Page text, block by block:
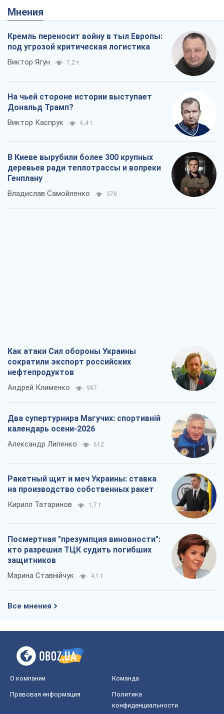
Мнения
Кремль переносит войну в тыл Европы:
под угрозой критическая логистика
Виктор Ягун 7,2 т.
На чьей стороне истории выступает
Дональд Трамп?
Виктор Каспрук 6,4 т.
В Киеве вырубили более 300 крупных
деревьев ради теплотрассы и вопреки
Генплану
Владислав Самойленко 378
Как атаки Сил обороны Украины
сократили экспорт российских
нефтепродуктов
Андрей Клименко 987
Два супертурнира Магучих: спортивній
календарь осени-2026
Александр Липенко 612
Ракетный щит и меч Украины: ставка
на производство собственных ракет
Кирилл Татаринов 1,7 т.
Посмертная "презумпция виновности":
кто разрешил ТЦК судить погибших
защитников
Марина Ставнійчук 4,1 т.
Все мнения
О компании Команда
Правовая информация
Политика
конфиденциальности